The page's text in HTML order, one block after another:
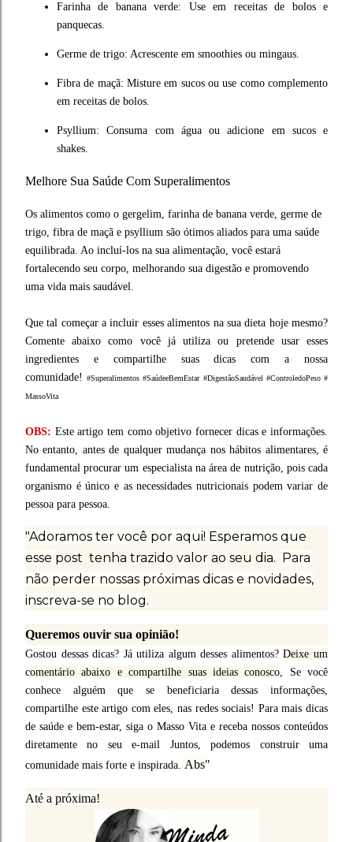
Farinha de banana verde: Use em receitas de bolos e
panquecas.
Germe de trigo: Acrescente em smoothies ou mingaus.
Fibra de maçã: Misture em sucos ou use como complemento
em receitas de bolos.
Psyllium: Consuma com água ou adicione em sucos e
shakes.
Melhore Sua Saúde Com Superalimentos
Os alimentos como o gergelim, farinha de banana verde, germe de
trigo, fibra de maçã e psyllium são ótimos aliados para uma saúde
equilibrada. Ao incluí-los na sua alimentação, você estará
fortalecendo seu corpo, melhorando sua digestão e promovendo
uma vida mais saudável.
Que tal começar a incluir esses alimentos na sua dieta hoje mesmo?
Comente abaixo como você já utiliza ou pretende usar esses
ingredientes e compartilhe suas dicas com a nossa
comunidade!#Superalimentos#SaúdeeBemEstar #DigestãoSaudável #ControledoPeso#
MassoVita
OBS: Este artigo tem como objetivo fornecer dicas e informações.
No entanto, antes de qualquer mudança nos hábitos alimentares, é
fundamental procurar um especialista na área de nutrição, pois cada
organismo é único e as necessidades nutricionais podem variar de
pessoa para pessoa.
"Adoramos ter você por aqui! Esperamos que
esse post tenha trazido valor ao seu dia. Para
não perder nossas próximas dicas e novidades,
inscreva-se no blog.
Queremos ouvir sua opinião!
Gostou dessas dicas? Já utiliza algum desses alimentos?Deixe um
comentário abaixo e compartilhe suas ideias conosco
Se você
conhece alguém que se beneficiaria dessas informações,
compartilhe este artigo com eles, nas redes sociais! Para mais dicas
de saúde e bem-estar, siga o Masso Vita e receba nossos conteúdos
diretamente no seu e-mail Juntos, podemos construir uma
comunidade mais forte e inspirada. Abs"
Até a próxima!